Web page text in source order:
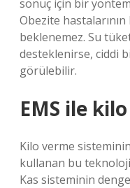
sonuç için bir
Obezite
beklenemez. Su
desteklenirse, ciddi
görülebilir.
EMS ile
Kilo verme sisteminin
kullanan bu
Kas sisteminin